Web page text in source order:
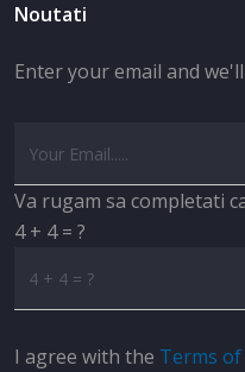
Noutati
Enter your email and
Va rugam sa completati
4 + 4 = ?
I agree with the Terms of